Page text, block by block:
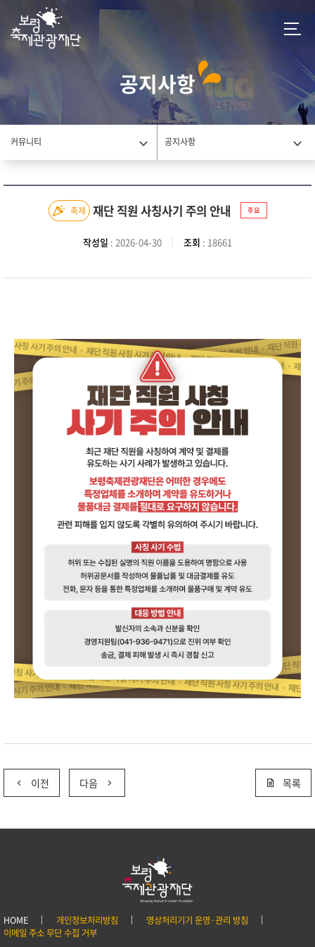
공지사항
커뮤니티 공지사항
축제 재단 직원 사칭사기 주의 안내 주요
작성일 : 2026-04-30 조회 : 18661
이전 다음 목록
HOME 개인정보처리방침
영상처리기기 운영·관리 방침
이메일 주소 무단 수집 거부